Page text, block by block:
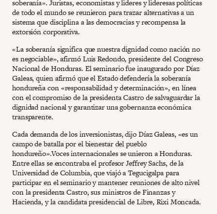
soberanía». Juristas, economistas y lideres y lideresas políticas
de todo el mundo se reunieron para trazar alternativas a un
sistema que disciplina a las democracias y recompensa la
extorsión corporativa.
«La soberanía significa que nuestra dignidad como nación no
es negociable», afirmó Luis Redondo, presidente del Congreso
Nacional de Honduras. El seminario fue inaugurado por Díaz
Galeas, quien afirmó que el Estado defendería la soberanía
hondureña con «responsabilidad y determinación», en línea
con el compromiso de la presidenta Castro de salvaguardar la
dignidad nacional y garantizar una gobernanza económica
transparente.
Cada demanda de los inversionistas, dijo Díaz Galeas, «es un
campo de batalla por el bienestar del pueblo
hondureño».Voces internacionales se unieron a Honduras.
Entre ellas se encontraba el profesor Jeffrey Sachs, de la
Universidad de Columbia, que viajó a Tegucigalpa para
participar en el seminario y mantener reuniones de alto nivel
con la presidenta Castro, sus ministros de Finanzas y
Hacienda, y la candidata presidencial de Libre, Rixi Moncada.